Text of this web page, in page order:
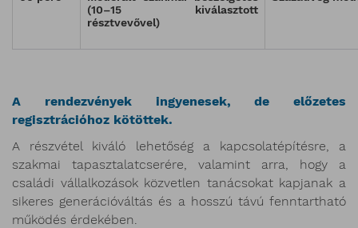
(10–15 kiválasztott
résztvevővel)
A rendezvények ingyenesek, de előzetes
regisztrációhoz kötöttek.
A részvétel kiváló lehetőség a kapcsolatépítésre, a
szakmai tapasztalatcserére, valamint arra, hogy a
családi vállalkozások közvetlen tanácsokat kapjanak a
sikeres generációváltás és a hosszú távú fenntartható
működés érdekében.